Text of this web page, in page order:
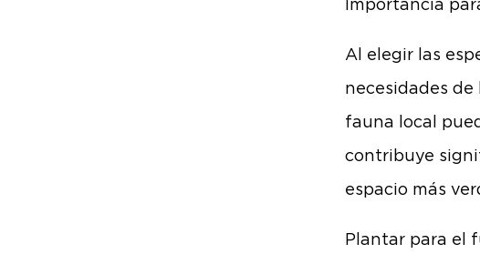
Importancia
Al elegir las
necesidades
fauna local
contribuye
espacio más
Plantar para el